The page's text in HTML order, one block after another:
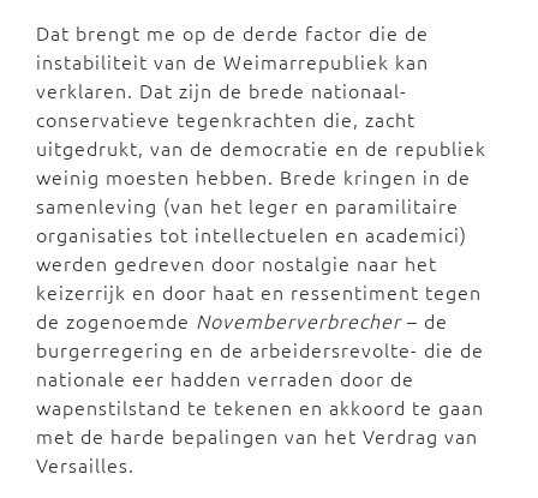
Dat brengt me op de derde factor die de
instabiliteit van de Weimarrepubliek kan
verklaren. Dat zijn de brede nationaal-
conservatieve tegenkrachten die, zacht
uitgedrukt, van de democratie en de republiek
weinig moesten hebben. Brede kringen in de
samenleving (van het leger en paramilitaire
organisaties tot intellectuelen en academici)
werden gedreven door nostalgie naar het
keizerrijk en door haat en ressentiment tegen
de zogenoemde Novemberverbrecher– de
burgerregering en de arbeidersrevolte- die de
nationale eer hadden verraden door de
wapenstilstand te tekenen en akkoord te gaan
met de harde bepalingen van het Verdrag van
Versailles.